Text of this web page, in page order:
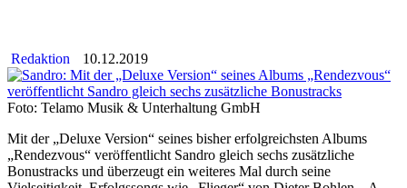
Redaktion 10.12.2019
Foto: Telamo Musik & Unterhaltung GmbH
Mit der „Deluxe Version“ seines bisher erfolgreichsten Albums
„Rendezvous“ veröffentlicht Sandro gleich sechs zusätzliche
Bonustracks und überzeugt ein weiteres Mal durch seine